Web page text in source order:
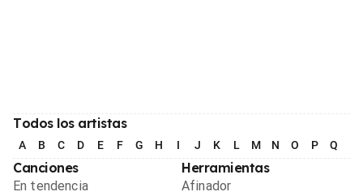
Todos los artistas
A B C D E F G H I J K L M N O P Q
Canciones
En tendencia
Herramientas
Afinador